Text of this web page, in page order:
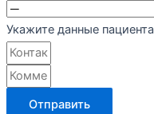
Укажите данные пациента
Отправить